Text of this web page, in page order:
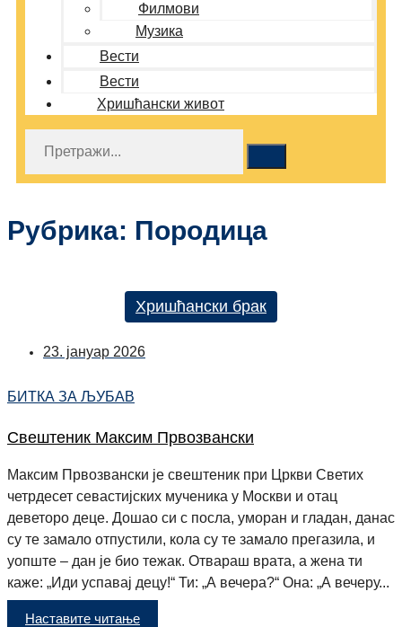
Филмови
Музика
Вести
Вести
Хришћански живот
Рубрика: Породица
Хришћански брак
23. јануар 2026
БИТКА ЗА ЉУБАВ
Свештеник Максим Првозвански
Максим Првозвански је свештеник при Цркви Светих
четрдесет севастијских мученика у Москви и отац
деветоро деце. Дошао си с посла, уморан и гладан, данас
су те замало отпустили, кола су те замало прегазила, и
уопште – дан је био тежак. Отвараш врата, а жена ти
каже: „Иди успавај децу!“ Ти: „А вечера?“ Она: „А вечеру...
Наставите читање